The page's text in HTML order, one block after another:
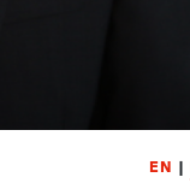
EN |